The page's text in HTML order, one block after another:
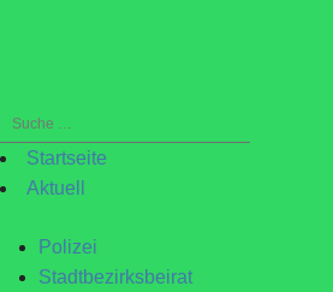
Suche
nach:Startseite
Aktuell
Polizei
Stadtbezirksbeirat